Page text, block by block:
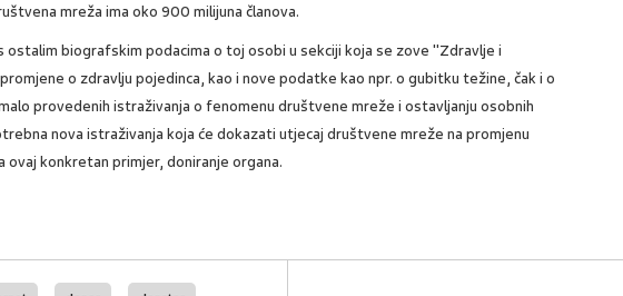
mreža ima oko 900 milijuna članova.
biografskim podacima o toj osobi u sekciji koja se zove "Zdravlje i
o zdravlju pojedinca, kao i nove podatke kao npr. o gubitku težine, čak i o
provedenih istraživanja o fenomenu društvene mreže i ostavljanju osobnih
nova istraživanja koja će dokazati utjecaj društvene mreže na promjenu
ovaj konkretan primjer, doniranje organa.